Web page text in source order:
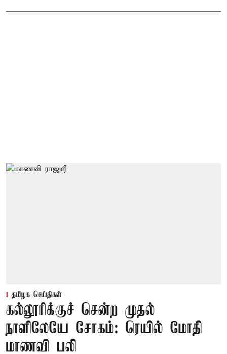
தமிழக செய்திகள்
கல்லூரிக்குச் சென்ற முதல்
நாளிலேயே சோகம்: ரெயில் மோதி
மாணவி பலி